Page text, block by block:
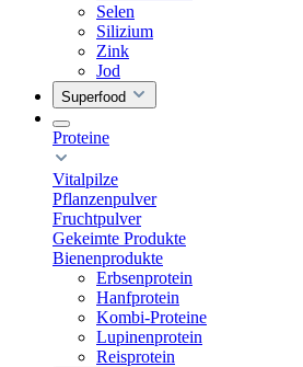
Selen
Silizium
Zink
Jod
Superfood
Proteine
Vitalpilze
Pflanzenpulver
Fruchtpulver
Gekeimte Produkte
Bienenprodukte
Erbsenprotein
Hanfprotein
Kombi-Proteine
Lupinenprotein
Reisprotein